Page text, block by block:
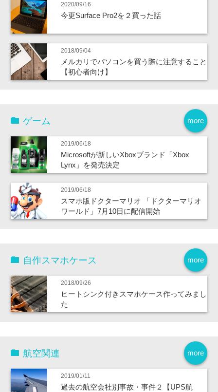
2020/09/16
今更Surface Pro2を２買った話
2018/09/04
メルカリでパソコンを買う際に注意すること
【初心者向け】
more
ゲーム
2019/06/18
Microsoftが新しいXboxブランド「Xbox
Lynx」を発売決定
2019/06/18
スマホ版ドクターマリオ 「ドクターマリオ
ワールド」7月10日に配信開始
more
自作スマホケース
2018/09/26
ヒートシンク付きスマホケース作ってみまし
た
more
航空関連
2019/01/11
過去の航空会社別事故・事件２【UPS航